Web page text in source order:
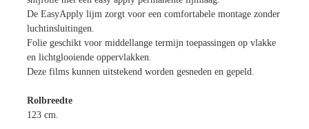
De EasyApply lijm zorgt voor een comfortabele montage zonder
luchtinsluitingen.
Folie geschikt voor middellange termijn toepassingen op vlakke
en lichtglooiende oppervlakken.
Deze films kunnen uitstekend worden gesneden en gepeld.
Rolbreedte
123 cm.